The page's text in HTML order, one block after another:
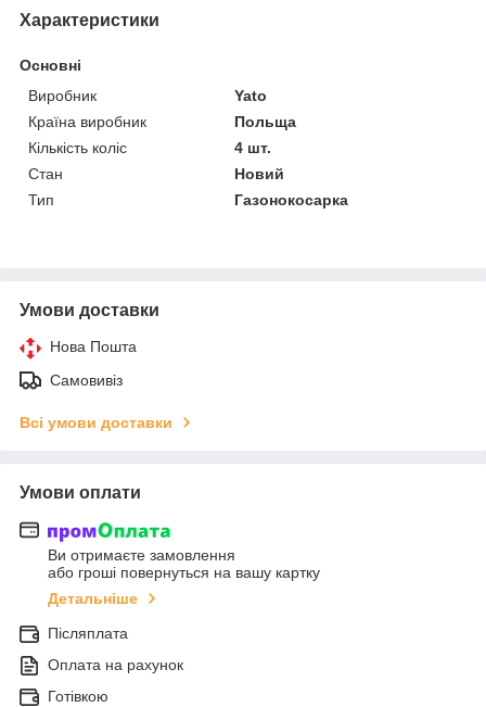
Характеристики
Основні
Виробник
Yato
Країна виробник
Польща
Кількість коліс
4 шт.
Стан
Новий
Тип
Газонокосарка
Умови доставки
Нова Пошта
Самовивіз
Всі умови доставки
Умови оплати
Ви отримаєте замовлення
або гроші повернуться на вашу картку
Детальніше
Післяплата
Оплата на рахунок
Готівкою